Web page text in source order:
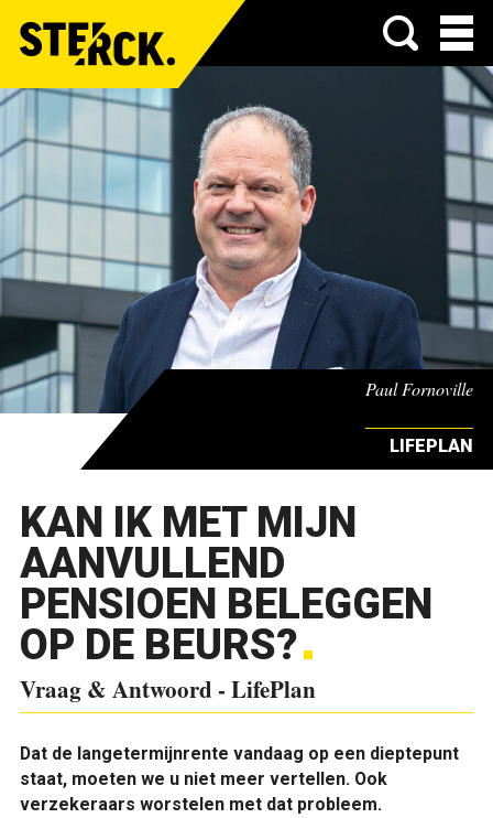
Menu
Paul Fornoville
LIFEPLAN
KAN IK MET MIJN
AANVULLEND
PENSIOEN BELEGGEN
OP DE BEURS?
Vraag & Antwoord - LifePlan
Dat de langetermijnrente vandaag op een dieptepunt
staat, moeten we u niet meer vertellen. Ook
verzekeraars worstelen met dat probleem.